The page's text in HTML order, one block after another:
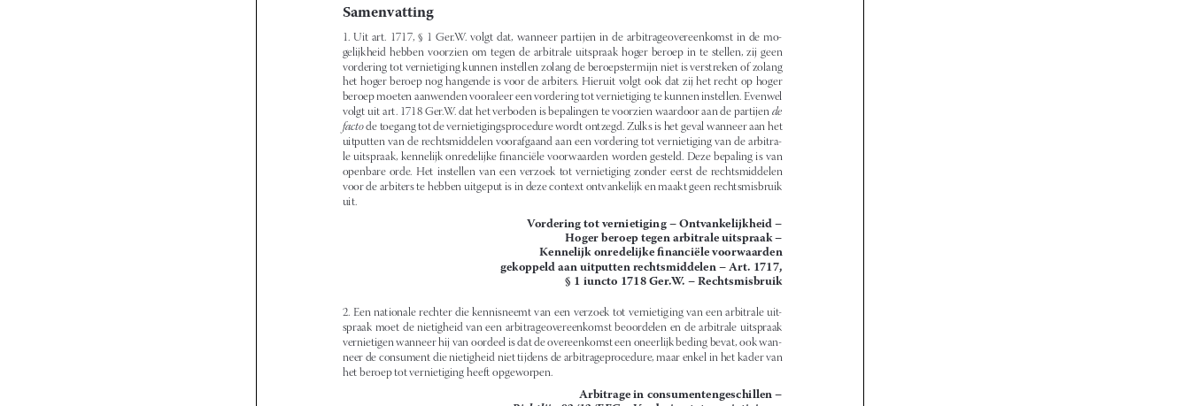














 




Samenvatting
1.  Uit  art.  1717,  §  1  Ger.W.  volgt  dat,  wanneer  partijen  in  de  arbitrageovereenkomst  in  de  mo-
gelijkheid  hebben  voorzien  om  tegen  de  arbitrale  uitspraak  hoger  beroep  in  te  stellen,  zij  geen
vordering tot vernietiging kunnen instellen zolang de beroepstermijn niet is verstreken of zolang
het hoger beroep nog hangende is voor de arbiters. Hieruit volgt ook dat zij het recht op hoger
beroep moeten aanwenden vooraleer een vordering tot vernietiging te kunnen instellen. Evenwel
volgt uit art. 1718 Ger.W. dat het verboden is bepalingen te voorzien waardoor aan de partijen de
facto de toegang tot de vernietigingsprocedure wordt ontzegd. Zulks is het geval wanneer aan het
uitputten van de rechtsmiddelen voorafgaand aan een vordering tot vernietiging van de arbitra-
le uitspraak, kennelijk onredelijke financiële voorwaarden worden gesteld. Deze bepaling is van
openbare  orde.  Het  instellen  van  een  verzoek  tot  vernietiging  zonder  eerst  de  rechtsmiddelen
voor de arbiters te hebben uitgeput is in deze context ontvankelijk en maakt geen rechtsmisbruik
uit.
Kennelijk onredelijke financiële voorwaarden
gekoppeld aan uitputten rechtsmiddelen – Art . 1717,
§ 1 iuncto 1718 Ger .W . – Rechtsmisbruik
2. Een nationale rechter die kennisneemt van een verzoek tot vernietiging van een arbitrale uit-
spraak moet de nietigheid van een arbitrageovereenkomst beoordelen en de arbitrale uitspraak
het beroep tot vernietiging heeft opgeworpen.
Arbitrage in consumentengeschillen –
Richtlijn 93/13/EEG – Vordering tot vernietiging –
Oneerlijk beding in arbitrageclausule –
Tijdstip van opwerpen (Mostaza Claro)
ring, is er sprake van een aanzienlijke verstoring van het evenwicht tussen de uit de overeenkomst